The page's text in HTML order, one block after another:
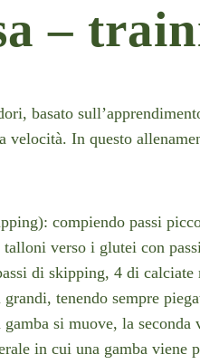
–
basato
In questo
compiendo passi
verso i glutei con
di skipping, 4 di
tenendo sempre
si muove, la
in cui una gamba